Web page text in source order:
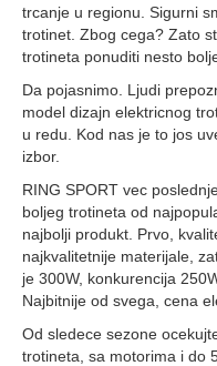
trcanje u regionu. Sigurni
trotinet. Zbog cega? Zato
trotineta ponuditi nesto
Da pojasnimo. Ljudi
model dizajn elektricnog
u redu. Kod nas je to jos
izbor.
RING SPORT vec
boljeg trotineta od
najbolji produkt. Prvo,
najkvalitetnije materijale,
je 300W, konkurencija
Najbitnije od svega, cena
Od sledece sezone
trotineta, sa motorima i do